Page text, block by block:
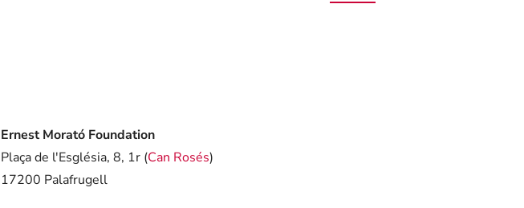
Ernest Morató Foundation
Plaça de l'Església, 8, 1r (Can Rosés)
17200 Palafrugell